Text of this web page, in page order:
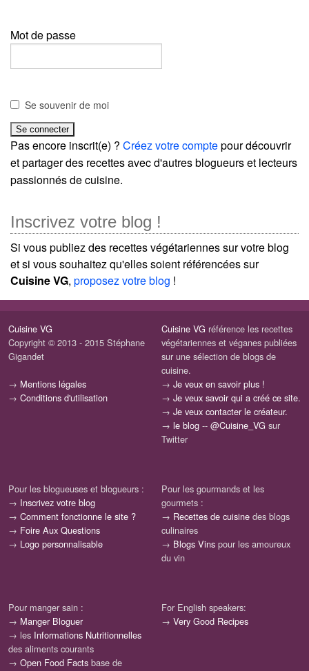
Mot de passe
Se souvenir de moi
Pas encore inscrit(e) ? Créez votre comptepour découvrir
et partager des recettes avec d'autres blogueurs et lecteurs
passionnés de cuisine.
Inscrivez votre blog !
Si vous publiez des recettes végétariennes sur votre blog
et si vous souhaitez qu'elles soient référencées sur
Cuisine VG, proposez votre blog !
Cuisine VG
Copyright © 2013 - 2015 Stéphane
Gigandet
→ Mentions légales
→ Conditions d'utilisation
Cuisine VG référence les recettes
végétariennes et véganes publiées
sur une sélection de blogs de
cuisine.
→ Je veux en savoir plus !
→ Je veux savoir qui a créé ce site.
→ Je veux contacter le créateur.
→ le blog -- @Cuisine_VG sur
Twitter
Pour les blogueuses et blogueurs :
→ Inscrivez votre blog
→ Comment fonctionne le site ?
→ Foire Aux Questions
→ Logo personnalisable
Pour les gourmands et les
gourmets :
→ Recettes de cuisine des blogs
culinaires
→ Blogs Vins pour les amoureux
du vin
Pour manger sain :
→ Manger Bloguer
→ les Informations Nutritionnelles
des aliments courants
→ Open Food Facts base de
For English speakers:
→ Very Good Recipes